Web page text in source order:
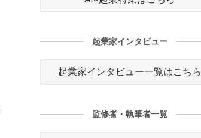
起業家インタビュー
起業家インタビュー一覧はこちら
監修者・執筆者一覧